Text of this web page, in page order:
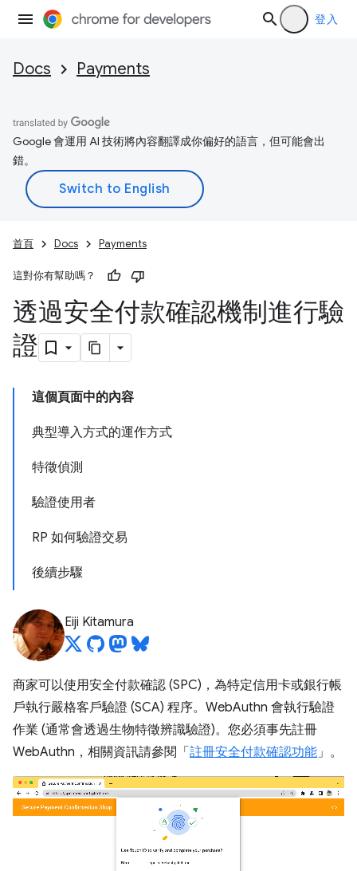
登入
Docs Payments
Google 會運用 AI 技術將內容翻譯成你偏好的語言，但可能會出
錯。
首頁 Docs Payments
這對你有幫助嗎？
透過安全付款確認機制進行驗
證
這個頁面中的內容
典型導入方式的運作方式
特徵偵測
驗證使用者
RP 如何驗證交易
後續步驟
Eiji Kitamura
商家可以使用安全付款確認 (SPC)，為特定信用卡或銀行帳
戶執行嚴格客戶驗證 (SCA) 程序。WebAuthn 會執行驗證
作業 (通常會透過生物特徵辨識驗證)。您必須事先註冊
WebAuthn，相關資訊請參閱「 註冊安全付款確認功能」。